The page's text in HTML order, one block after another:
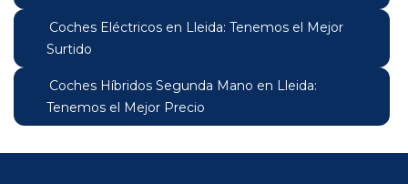
Coches Eléctricos en Lleida: Tenemos el Mejor
Surtido
Coches Híbridos Segunda Mano en Lleida:
Tenemos el Mejor Precio